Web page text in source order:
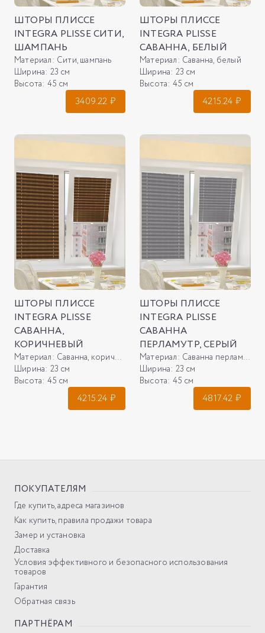
ШТОРЫ ПЛИССЕ
INTEGRA PLISSE СИТИ,
ШАМПАНЬ
Материал: Сити, шампань
Ширина: 23 см
Высота: 45 см
3409.22 ₽
ШТОРЫ ПЛИССЕ
INTEGRA PLISSE
САВАННА, БЕЛЫЙ
Материал: Саванна, белый
Ширина: 23 см
Высота: 45 см
4215.24 ₽
ШТОРЫ ПЛИССЕ
INTEGRA PLISSE
САВАННА,
КОРИЧНЕВЫЙ
Материал: Саванна, коричневый
Ширина: 23 см
Высота: 45 см
4215.24 ₽
ШТОРЫ ПЛИССЕ
INTEGRA PLISSE
САВАННА
ПЕРЛАМУТР, СЕРЫЙ
Материал: Саванна перламутр, серый
Ширина: 23 см
Высота: 45 см
4817.42 ₽
ПОКУПАТЕЛЯМ
Где купить, адреса магазинов
Как купить, правила продажи товара
Замер и установка
Доставка
Условия эффективного и безопасного использования
товаров
Гарантия
Обратная связь
ПАРТНЁРАМ